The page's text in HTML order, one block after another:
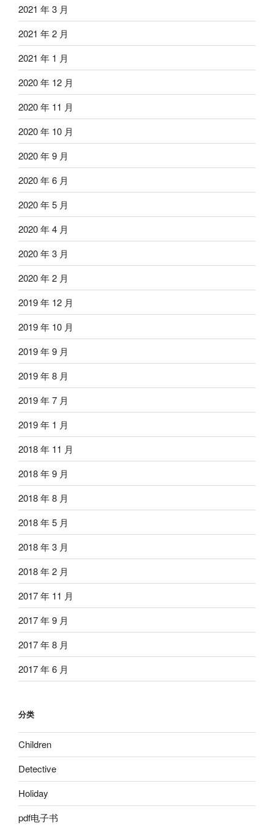
2021 年 3 月
2021 年 2 月
2021 年 1 月
2020 年 12 月
2020 年 11 月
2020 年 10 月
2020 年 9 月
2020 年 6 月
2020 年 5 月
2020 年 4 月
2020 年 3 月
2020 年 2 月
2019 年 12 月
2019 年 10 月
2019 年 9 月
2019 年 8 月
2019 年 7 月
2019 年 1 月
2018 年 11 月
2018 年 9 月
2018 年 8 月
2018 年 5 月
2018 年 3 月
2018 年 2 月
2017 年 11 月
2017 年 9 月
2017 年 8 月
2017 年 6 月
分类
Children
Detective
Holiday
pdf电子书